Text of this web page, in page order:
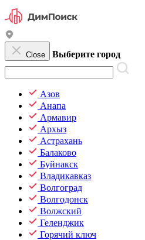
Close Выберите город
Азов
Анапа
Армавир
Архыз
Астрахань
Балаково
Буйнакск
Владикавказ
Волгоград
Волгодонск
Волжский
Геленджик
Горячий ключ